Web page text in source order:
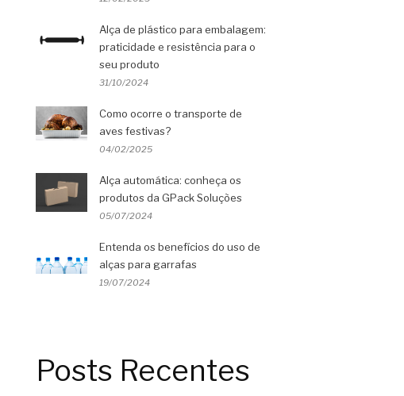
Alça de plástico para embalagem:
praticidade e resistência para o
seu produto
31/10/2024
Como ocorre o transporte de
aves festivas?
04/02/2025
Alça automática: conheça os
produtos da GPack Soluções
05/07/2024
Entenda os benefícios do uso de
alças para garrafas
19/07/2024
Posts Recentes